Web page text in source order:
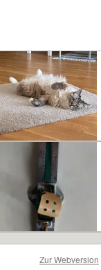
Zur Webversion